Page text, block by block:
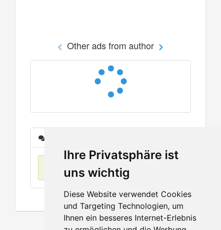
Ihre Privatsphäre ist
uns wichtig
Diese Website verwendet Cookies
und Targeting Technologien, um
Ihnen ein besseres Internet-Erlebnis
Other ads from author
No items found